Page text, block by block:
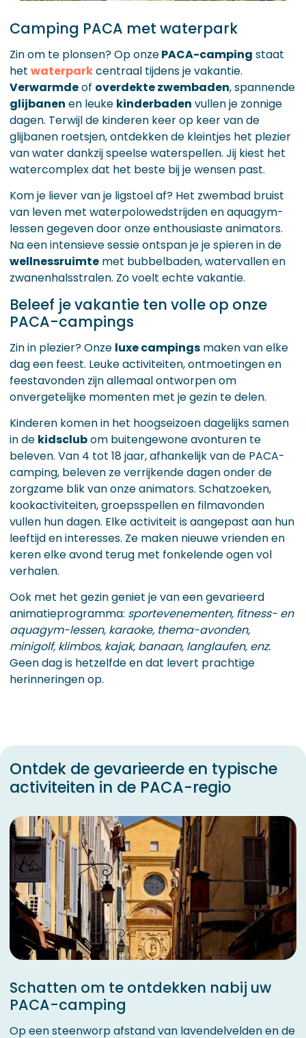
Camping PACA met waterpark
Zin om te plonsen? Op onzePACA-camping staat
het waterparkcentraal tijdens je vakantie.
Verwarmdeof overdekte zwembaden, spannende
glijbanen en leuke kinderbaden vullen je zonnige
dagen. Terwijl de kinderen keer op keer van de
glijbanen roetsjen, ontdekken de kleintjes het plezier
van water dankzij speelse waterspellen. Jij kiest het
watercomplex dat het beste bij je wensen past.
Kom je liever van je ligstoel af? Het zwembad bruist
van leven met waterpolowedstrijden en aquagym-
lessen gegeven door onze enthousiaste animators.
Na een intensieve sessie ontspan je je spieren in de
wellnessruimte met bubbelbaden, watervallen en
zwanenhalsstralen. Zo voelt echte vakantie.
Beleef je vakantie ten volle op onze
PACA-campings
Zin in plezier? Onze luxe campings maken van elke
dag een feest. Leuke activiteiten, ontmoetingen en
feestavonden zijn allemaal ontworpen om
onvergetelijke momenten met je gezin te delen.
Kinderen komen in het hoogseizoen dagelijks samen
in de kidsclubom buitengewone avonturen te
beleven. Van 4 tot 18 jaar, afhankelijk van de PACA-
camping, beleven ze verrijkende dagen onder de
zorgzame blik van onze animators. Schatzoeken,
kookactiviteiten, groepsspellen en filmavonden
vullen hun dagen. Elke activiteit is aangepast aan hun
leeftijd en interesses. Ze maken nieuwe vrienden en
keren elke avond terug met fonkelende ogen vol
verhalen.
Ook met het gezin geniet je van een gevarieerd
animatieprogramma: sportevenementen, fitness- en
aquagym-lessen, karaoke, thema-avonden,
minigolf, klimbos, kajak, banaan, langlaufen, enz.
Geen dag is hetzelfde en dat levert prachtige
herinneringen op.
Ontdek de gevarieerde en typische
activiteiten in de PACA-regio
Schatten om te ontdekken nabij uw
PACA-camping
Op een steenworp afstand van lavendelvelden en de